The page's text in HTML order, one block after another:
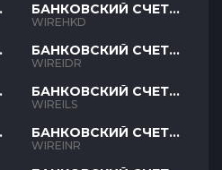
БАНКОВСКИЙ СЧЕТ
HKD
WIREHKD
БАНКОВСКИЙ СЧЕТ
IDR
WIREIDR
БАНКОВСКИЙ СЧЕТ
ILS
WIREILS
БАНКОВСКИЙ СЧЕТ
INR
WIREINR